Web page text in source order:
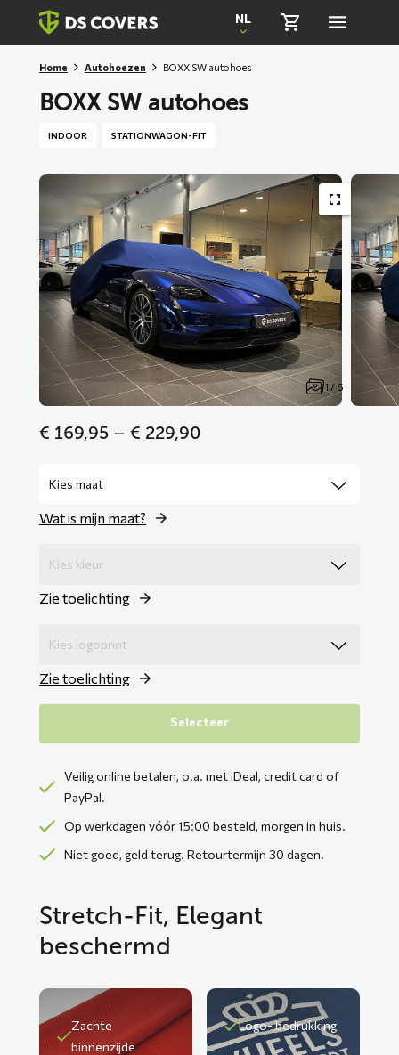
Skiplinks
NL
Home Autohoezen BOXX SW autohoes
BOXX SW autohoes
INDOOR STATIONWAGON-FIT
1 / 6
€ 169,95 – € 229,90
Wat is mijn maat?
Zie toelichting
Zie toelichting
Selecteer
Veilig online betalen, o.a. met iDeal, credit card of
PayPal.
Op werkdagen vóór 15:00 besteld, morgen in huis.
Niet goed, geld terug. Retourtermijn 30 dagen.
Stretch-Fit, Elegant
beschermd
Zachte
binnenzijde
Logo- bedrukking